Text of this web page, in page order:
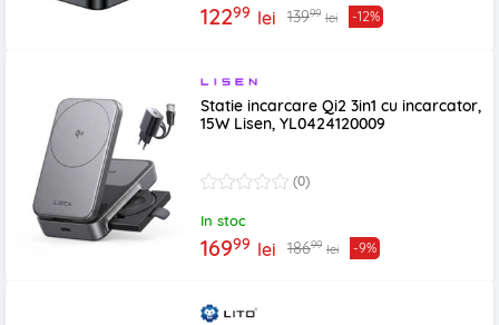
12299 lei 13999 lei -12%
Statie incarcare Qi2 3in1 cu incarcator,
15W Lisen, YL0424120009
(0)
In stoc
16999 lei 18699 lei -9%